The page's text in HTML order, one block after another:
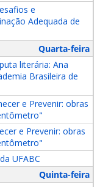
e
Adequada de
Quarta-feira
literária: Ana
Brasileira de
e Prevenir: obras
e Prevenir: obras
UFABC
Quinta-feira